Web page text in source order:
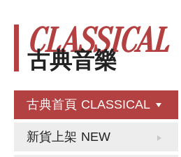
古典音樂
CLASSICAL
古典首頁 CLASSICAL
新貨上架 NEW